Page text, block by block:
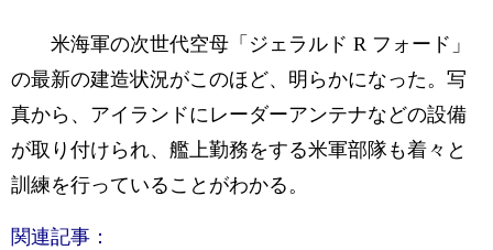
米海軍の次世代空母「ジェラルド R フォード」
の最新の建造状況がこのほど、明らかになった。写
真から、アイランドにレーダーアンテナなどの設備
が取り付けられ、艦上勤務をする米軍部隊も着々と
訓練を行っていることがわかる。
関連記事：